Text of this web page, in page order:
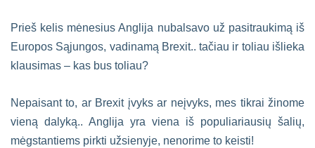
Prieš kelis mėnesius Anglija nubalsavo už pasitraukimą iš
Europos Sąjungos, vadinamą Brexit.. tačiau ir toliau išlieka
klausimas – kas bus toliau?
Nepaisant to, ar Brexit įvyks ar neįvyks, mes tikrai žinome
vieną dalyką.. Anglija yra viena iš populiariausių šalių,
mėgstantiems pirkti užsienyje, nenorime to keisti!